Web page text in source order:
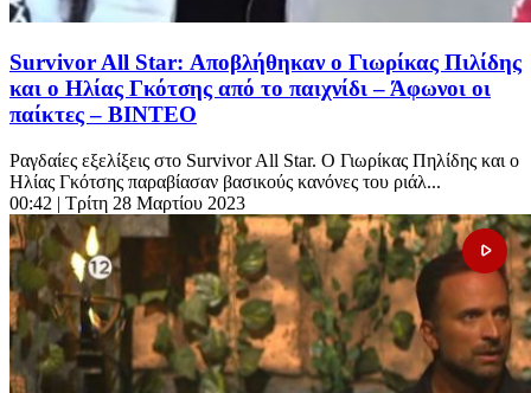
Survivor All Star: Αποβλήθηκαν ο Γιωρίκας Πιλίδης
και ο Ηλίας Γκότσης από το παιχνίδι – Άφωνοι οι
παίκτες – ΒΙΝΤΕΟ
Ραγδαίες εξελίξεις στο Survivor All Star. Ο Γιωρίκας Πηλίδης και ο
Ηλίας Γκότσης παραβίασαν βασικούς κανόνες του ριάλ...
00:42 | Τρίτη 28 Μαρτίου 2023